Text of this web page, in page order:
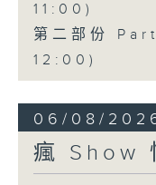
11:00)
第二部份
12:00)
06/08/
瘋 Show